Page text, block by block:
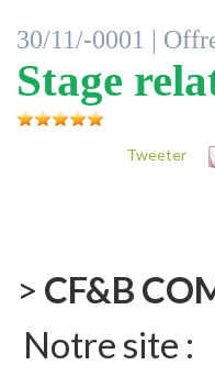
30/11/-0001 |
Stage
Tweeter
> CF&B
Notre site :